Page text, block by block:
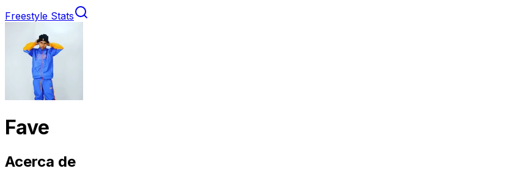
Freestyle Stats
Fave
Acerca de